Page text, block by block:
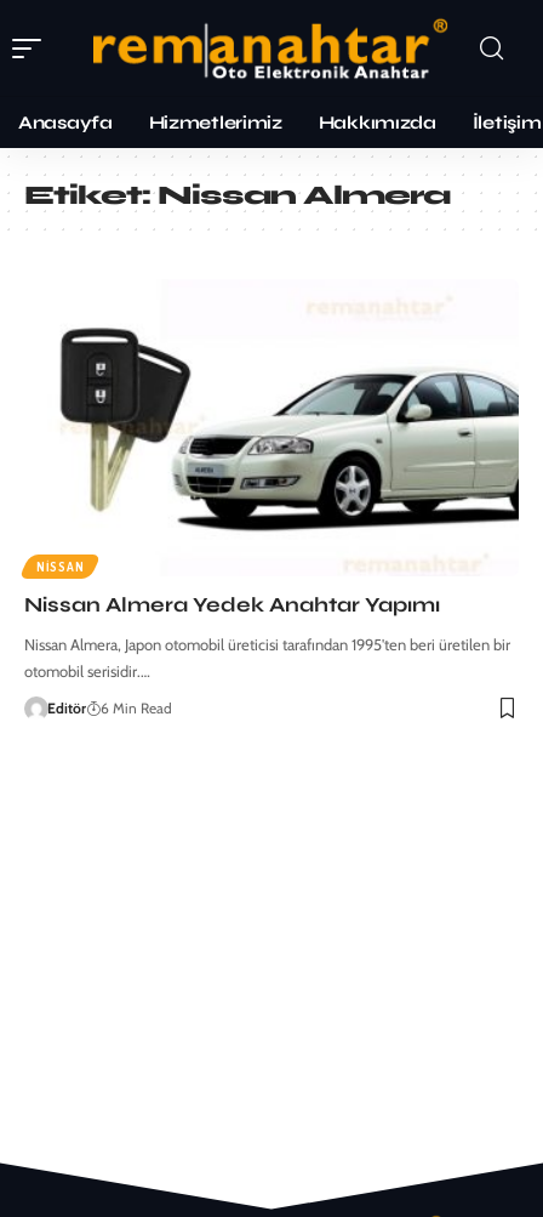
Anasayfa Hizmetlerimiz Hakkımızda İletişim
Etiket:Nissan Almera
NISSAN
Nissan Almera Yedek Anahtar Yapımı
Nissan Almera, Japon otomobil üreticisi tarafından 1995'ten beri üretilen bir
otomobil serisidir.…
Editör 6 Min Read